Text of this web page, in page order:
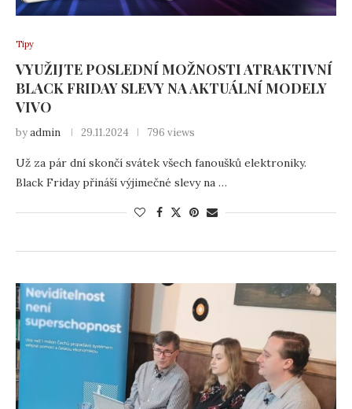
Tipy
VYUŽIJTE POSLEDNÍ MOŽNOSTI ATRAKTIVNÍ
BLACK FRIDAY SLEVY NA AKTUÁLNÍ MODELY
VIVO
byadmin 29.11.2024 796 views
Už za pár dní skončí svátek všech fanoušků elektroniky.
Black Friday přináší výjimečné slevy na …